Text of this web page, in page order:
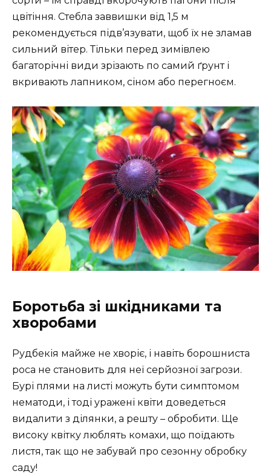
цвітіння. Стебла заввишки від 1,5 м
рекомендується підв’язувати, щоб їх не зламав
сильний вітер. Тільки перед зимівлею
багаторічні види зрізають по самий ґрунт і
вкривають лапником, сіном або перегноєм.
Боротьба зі шкідниками та
хворобами
Рудбекія майже не хворіє, і навіть борошниста
роса не становить для неї серйозної загрози.
Бурі плями на листі можуть бути симптомом
нематоди, і тоді уражені квіти доведеться
видалити з ділянки, а решту – обробити. Ще
високу квітку люблять комахи, що поїдають
листя, так що не забувай про сезонну обробку
саду!